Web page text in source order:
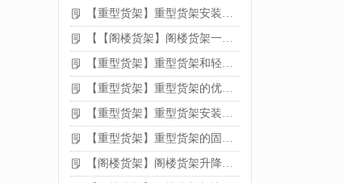
【重型货架】重型货架安装注意事项
【【阁楼货架】阁楼货架一般有哪些用途
【重型货架】重型货架和轻型货架的区别是什么
【重型货架】重型货架的优缺点
【重型货架】重型货架安装需要注意什么？
【重型货架】重型货架的固定方法
【阁楼货架】阁楼货架升降机需要注意哪些